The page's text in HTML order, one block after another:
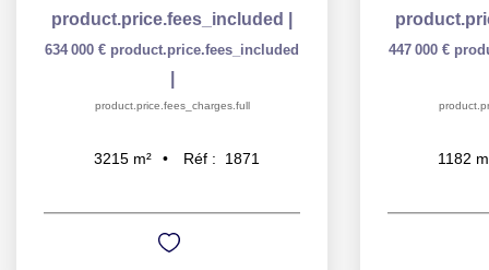
product.price.fees_included
634 000 € product.price.fees_included
product.price.fees_charges.full
3215 m² Réf : 1871
447 000 €
1182